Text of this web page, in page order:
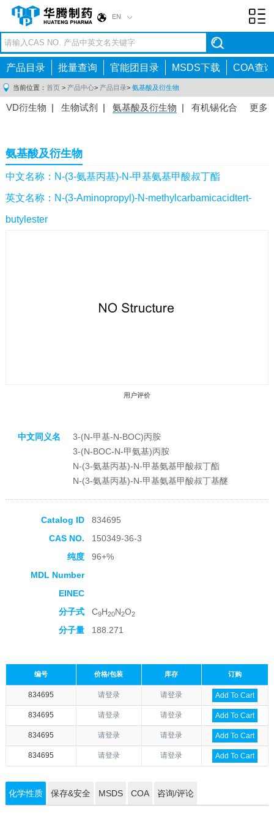
EN
产品目录 批量查询 官能团目录 MSDS下载 COA查询
当前位置： 首页 > 产品中心> 产品目录> 氨基酸及衍生物
更多
VD衍生物 | 生物试剂 | 氨基酸及衍生物 | 有机锡化合
间体|抗高血压药物中间体
感染药物中间体|
体 |抗精神病药物中间体| 抗炎药物中间体| 精选原料
药中间体|其他原料药中间体|
氨基酸及衍生物
中文名称：N-(3-氨基丙基)-N-甲基氨基甲酸叔丁酯
英文名称：N-(3-Aminopropyl)-N-methylcarbamicacidtert-
butylester
用户评价
收藏产品
中文同义名
3-(N-甲基-N-BOC)丙胺
3-(N-BOC-N-甲氨基)丙胺
N-(3-氨基丙基)-N-甲基氨基甲酸叔丁酯
N-(3-氨基丙基)-N-甲基氨基甲酸叔丁基醚
Catalog ID
834695
CAS NO.
150349-36-3
纯度
96+%
MDL Number
EINEC
分子式
C9H20N2O2
分子量 188.271
编号 价格/包装 库存 订购
834695 请登录 请登录 Add To Cart
834695 请登录 请登录 Add To Cart
834695 请登录 请登录 Add To Cart
834695 请登录 请登录 Add To Cart
化学性质 保存&安全 MSDS COA 咨询/评论